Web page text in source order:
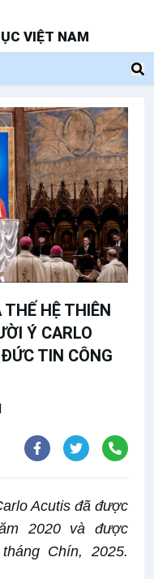
VIỆT NAM
HỆ THIÊN
Ý CARLO
TIN CÔNG
Acutis đã được
2020 và được
Chín, 2025.